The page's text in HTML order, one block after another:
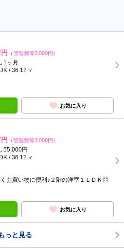
（管理費等3,000円）
1ヶ月
/ 36.12㎡
お気に入り
（管理費等3,000円）
55,000円
/ 36.12㎡
お買い物に便利♪２階の洋室１ＬＤＫ◎
お気に入り
っと見る